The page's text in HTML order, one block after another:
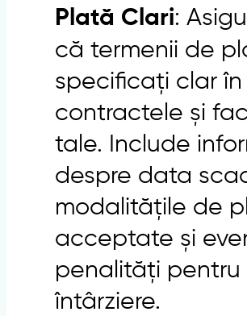
Plată Clari:
că termenii de
specificați clar
contractele și
tale. Include
despre data
modalitățile de
acceptate și
penalități pentru
întârziere.